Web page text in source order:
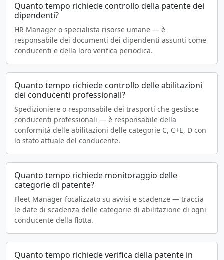
Quanto tempo richiede controllo della patente dei
dipendenti?
HR Manager o specialista risorse umane — è
responsabile dei documenti dei dipendenti assunti come
conducenti e della loro verifica periodica.
Quanto tempo richiede controllo delle abilitazioni
dei conducenti professionali?
Spedizioniere o responsabile dei trasporti che gestisce
conducenti professionali — è responsabile della
conformità delle abilitazioni delle categorie C, C+E, D con
lo stato attuale del conducente.
Quanto tempo richiede monitoraggio delle
categorie di patente?
Fleet Manager focalizzato su avvisi e scadenze — traccia
le date di scadenza delle categorie di abilitazione di ogni
conducente della flotta.
Quanto tempo richiede verifica della patente in